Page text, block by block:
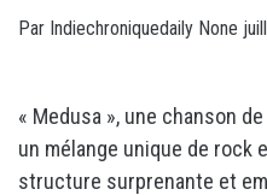
Par Indiechroniquedaily None
« Medusa », une chanson
un mélange unique de rock
structure surprenante et